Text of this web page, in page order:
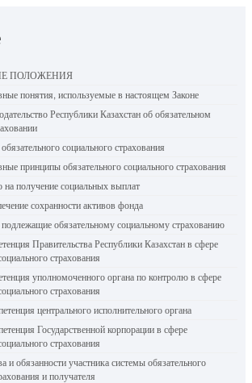
ПОЛОЖЕНИЯ
понятия, используемые в настоящем Законе
Республики Казахстан об обязательном
социального страхования
принципы обязательного социального страхования
на получение социальных выплат
сохранности активов фонда
обязательному социальному страхованию
Правительства Республики Казахстан в сфере
страхования
уполномоченного органа по контролю в сфере
страхования
центрального исполнительного органа
Государственной корпорации в сфере
страхования
и обязанности участника системы обязательного
и получателя